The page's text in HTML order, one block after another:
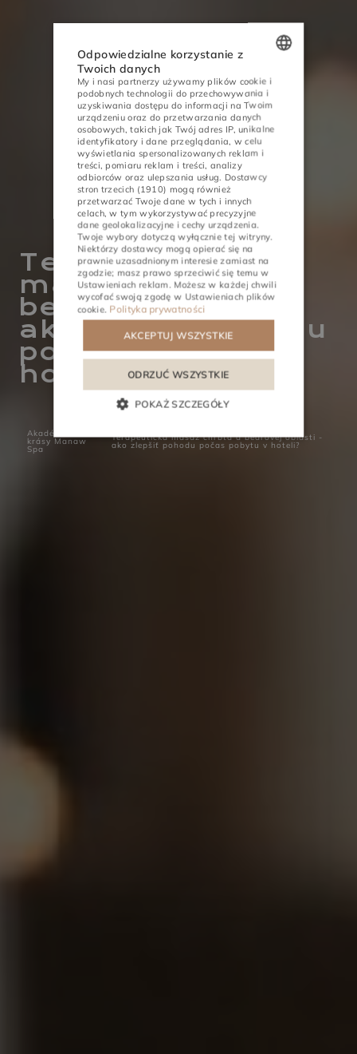
AKTIVITY STRETNUTIA
Terapeutická
masáž chrbta a
bedrovej oblasti -
ako zlepšiť pohodu
počas pobytu v
hoteli?
Akadémia
krásy Manaw
Spa
Terapeutická masáž chrbta a bedrovej oblasti -
ako zlepšiť pohodu počas pobytu v hoteli?
POLISH
ENGLISH
GERMAN
CZECH
Odpowiedzialne korzystanie z
Twoich danych
My i nasi partnerzy używamy plików cookie i
podobnych technologii do przechowywania i
uzyskiwania dostępu do informacji na Twoim
urządzeniu oraz do przetwarzania danych
osobowych, takich jak Twój adres IP, unikalne
identyfikatory i dane przeglądania, w celu
wyświetlania spersonalizowanych reklam i
treści, pomiaru reklam i treści, analizy
odbiorców oraz ulepszania usług. Dostawcy
stron trzecich (1910) mogą również
przetwarzać Twoje dane w tych i innych
celach, w tym wykorzystywać precyzyjne
dane geolokalizacyjne i cechy urządzenia.
Twoje wybory dotyczą wyłącznie tej witryny.
Niektórzy dostawcy mogą opierać się na
prawnie uzasadnionym interesie zamiast na
zgodzie; masz prawo sprzeciwić się temu w
Ustawieniach reklam. Możesz w każdej chwili
wycofać swoją zgodę w Ustawieniach plików
cookie. Polityka prywatności
AKCEPTUJ WSZYSTKIE
ODRZUĆ WSZYSTKIE
POKAŻ SZCZEGÓŁY